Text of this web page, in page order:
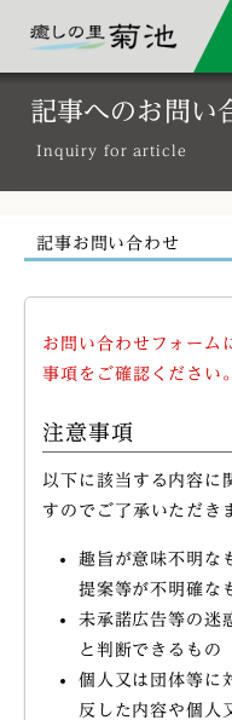
記事へのお問い
Inquiry for article
記事お問い合わせ
お問い合わせフォーム
事項をご確認ください。
注意事項
以下に該当する内容に
すのでご了承いただき
趣旨が意味不明な
提案等が不明確な
未承諾広告等の迷
と判断できるもの
個人又は団体等に
反した内容や個人